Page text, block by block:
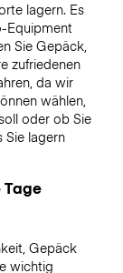
lagern. Es
Equipment
Sie Gepäck,
zufriedenen
da wir
wählen,
oder ob Sie
Sie lagern
Gepäck
wichtig